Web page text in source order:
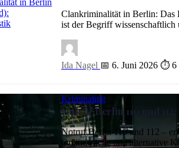
Clankriminalität in Berlin: Das
ist der Begriff wissenschaftlich
Ida Nagel 📅 6. Juni 2026 ⏱ 6
Kriminalität
Notruf Berlin 110 und
Notruf Berlin 110 und 112 –
Onlinewache und alternative